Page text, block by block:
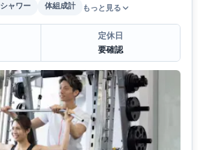
シャワー 体組成計 もっと見る
定休日
要確認